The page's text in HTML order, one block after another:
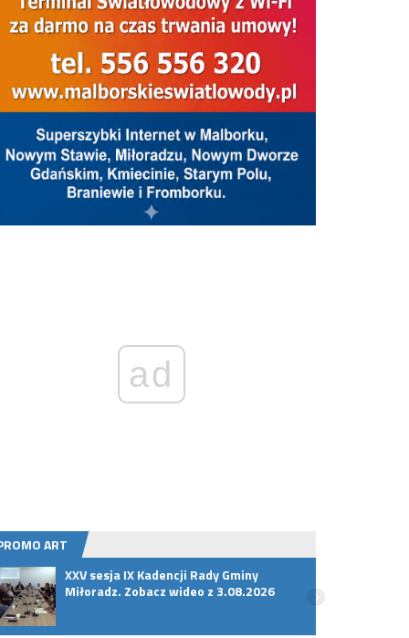
ad
ART
XXV sesja IX Kadencji Rady Gminy
Miłoradz. Zobacz wideo z 3.08.2026